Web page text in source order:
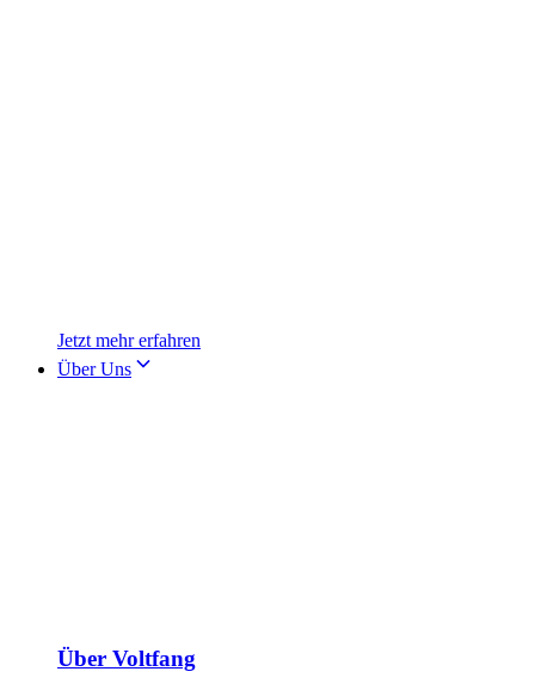
Jetzt mehr erfahren
Über Uns
Über Voltfang